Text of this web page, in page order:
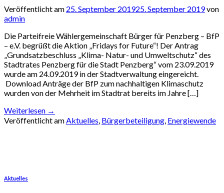
Veröffentlicht am 25. September 201925. September 2019von
admin
Die Parteifreie Wählergemeinschaft Bürger für Penzberg – BfP
– e.V. begrüßt die Aktion „Fridays for Future“! Der Antrag
„Grundsatzbeschluss „Klima- Natur- und Umweltschutz“ des
Stadtrates Penzberg für die Stadt Penzberg“ vom 23.09.2019
wurde am 24.09.2019 in der Stadtverwaltung eingereicht.
Download Anträge der BfP zum nachhaltigen Klimaschutz
wurden von der Mehrheit im Stadtrat bereits im Jahre […]
Weiterlesen →
Veröffentlicht amAktuelles, Bürgerbeteiligung, Energiewende
Aktuelles